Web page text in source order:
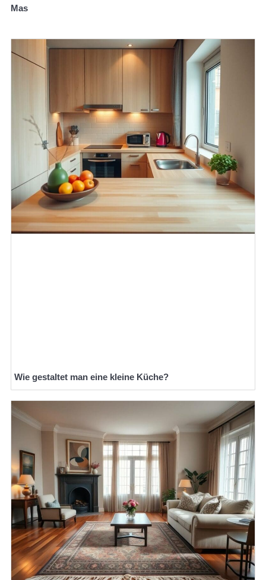
Mas
Wie gestaltet man eine kleine Küche?